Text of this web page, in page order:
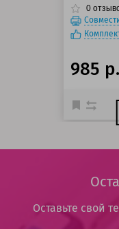
0
985
Оставьте свой